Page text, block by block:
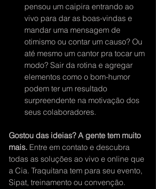
pensou um caipira entrando ao
vivo para dar as boas-vindas e
mandar uma mensagem de
otimismo ou contar um causo? Ou
até mesmo um cantor pra tocar um
modo? Sair da rotina e agregar
elementos como o bom-humor
podem ter um resultado
surpreendente na motivação dos
seus colaboradores.
Gostou das ideias? A gente tem muito
mais. Entre em contato e descubra
todas as soluções ao vivo e online que
a Cia. Traquitana tem para seu evento,
Sipat, treinamento ou convenção.